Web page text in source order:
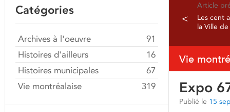
Article
<
Les cent
la Ville
Vie
Expo
Publié le 15
Catégories
Archives à l'oeuvre
91
Histoires d'ailleurs
16
Histoires municipales
67
Vie montréalaise
319